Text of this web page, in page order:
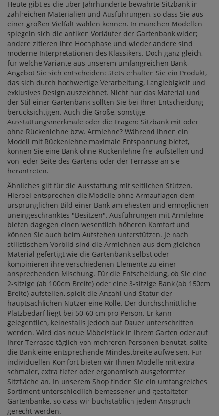
Heute gibt es die über Jahrhunderte bewährte Sitzbank in
zahlreichen Materialien und Ausführungen, so dass Sie aus
einer großen Vielfalt wählen können. In manchen Modellen
spiegeln sich die antiken Vorläufer der Gartenbank wider;
andere zitieren ihre Hochphase und wieder andere sind
moderne Interpretationen des Klassikers. Doch ganz gleich,
für welche Variante aus unserem umfangreichen Bank-
Angebot Sie sich entscheiden: Stets erhalten Sie ein Produkt,
das sich durch hochwertige Verarbeitung, Langlebigkeit und
exklusives Design auszeichnet. Nicht nur das Material und
der Stil einer Gartenbank sollten Sie bei Ihrer Entscheidung
berücksichtigen. Auch die Größe, sonstige
Ausstattungsmerkmale oder die Fragen: Sitzbank mit oder
ohne Rückenlehne bzw. Armlehne? Während Ihnen ein
Modell mit Rückenlehne maximale Entspannung bietet,
können Sie eine Bank ohne Rückenlehne frei aufstellen und
von jeder Seite des Gartens oder der Terrasse an sie
herantreten.
Ähnliches gilt für die Ausstattung mit seitlichen Stützen.
Hierbei entsprechen die Modelle ohne Armauflagen dem
ursprünglichen Bild einer Bank am ehesten und ermöglichen
uneingeschränktes "Besitzen". Ausführungen mit Armlehne
bieten dagegen einen wesentlich höheren Komfort und
können Sie auch beim Aufstehen unterstützen. Je nach
stilistischem Vorbild sind die Armlehnen aus dem gleichen
Material gefertigt wie die Gartenbank selbst oder
kombinieren ihre verschiedenen Elemente zu einer
ansprechenden Mischung. Für die Entscheidung, ob Sie eine
2-sitzige (ab 100cm Breite) oder eine 3-sitzige Bank (ab 150cm
Breite) aufstellen, spielt die Anzahl und Statur der
hauptsächlichen Nutzer eine Rolle. Der durchschnittliche
Platzbedarf liegt bei 50-60 cm pro Person. Er kann
gelegentlich, keinesfalls jedoch auf Dauer unterschritten
werden. Wird das neue Möbelstück in Ihrem Garten oder auf
Ihrer Terrasse täglich von mehreren Personen benutzt, sollte
die Bank eine entsprechende Mindestbreite aufweisen. Für
individuellen Komfort bieten wir Ihnen Modelle mit extra
schmaler, extra tiefer oder ergonomisch ausgeformter
Sitzfläche an. In unserem Shop finden Sie ein umfangreiches
Sortiment unterschiedlich bemessener und gestalteter
Gartenbänke, so dass wir buchstäblich jedem Anspruch
gerecht werden.